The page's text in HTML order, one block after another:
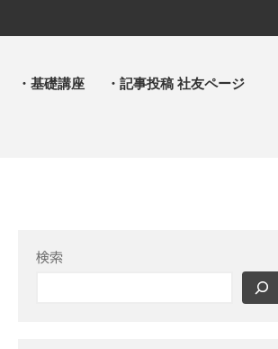
・基礎講座
・記事投稿 社友ページ
検索